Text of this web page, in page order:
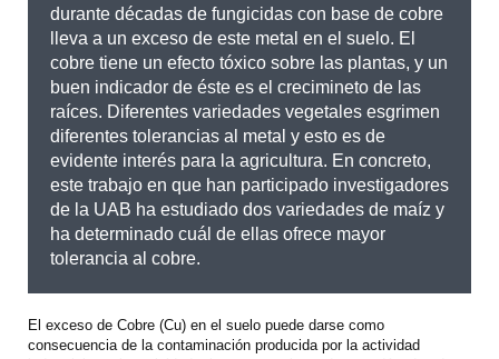
durante décadas de fungicidas con base de cobre
lleva a un exceso de este metal en el suelo. El
cobre tiene un efecto tóxico sobre las plantas, y un
buen indicador de éste es el crecimineto de las
raíces. Diferentes variedades vegetales esgrimen
diferentes tolerancias al metal y esto es de
evidente interés para la agricultura. En concreto,
este trabajo en que han participado investigadores
de la UAB ha estudiado dos variedades de maíz y
ha determinado cuál de ellas ofrece mayor
tolerancia al cobre.
El exceso de Cobre (Cu) en el suelo puede darse como
consecuencia de la contaminación producida por la actividad